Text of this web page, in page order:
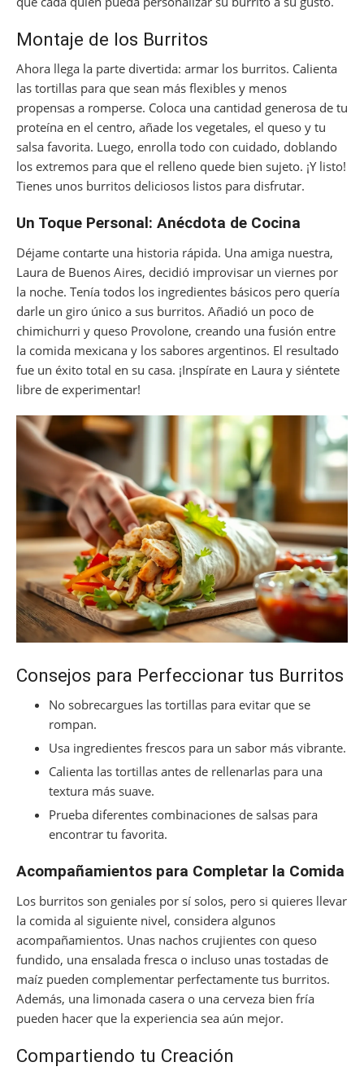
Montaje de los Burritos
Ahora llega la parte divertida: armar los burritos. Calienta
las tortillas para que sean más flexibles y menos
propensas a romperse. Coloca una cantidad generosa de tu
proteína en el centro, añade los vegetales, el queso y tu
salsa favorita. Luego, enrolla todo con cuidado, doblando
los extremos para que el relleno quede bien sujeto. ¡Y listo!
Tienes unos burritos deliciosos listos para disfrutar.
Un Toque Personal: Anécdota de Cocina
Déjame contarte una historia rápida. Una amiga nuestra,
Laura de Buenos Aires, decidió improvisar un viernes por
la noche. Tenía todos los ingredientes básicos pero quería
darle un giro único a sus burritos. Añadió un poco de
chimichurri y queso Provolone, creando una fusión entre
la comida mexicana y los sabores argentinos. El resultado
fue un éxito total en su casa. ¡Inspírate en Laura y siéntete
libre de experimentar!
Consejos para Perfeccionar tus Burritos
No sobrecargues las tortillas para evitar que se
rompan.
Usa ingredientes frescos para un sabor más vibrante.
Calienta las tortillas antes de rellenarlas para una
textura más suave.
Prueba diferentes combinaciones de salsas para
encontrar tu favorita.
Acompañamientos para Completar la Comida
Los burritos son geniales por sí solos, pero si quieres llevar
la comida al siguiente nivel, considera algunos
acompañamientos. Unas nachos crujientes con queso
fundido, una ensalada fresca o incluso unas tostadas de
maíz pueden complementar perfectamente tus burritos.
Además, una limonada casera o una cerveza bien fría
pueden hacer que la experiencia sea aún mejor.
Compartiendo tu Creación